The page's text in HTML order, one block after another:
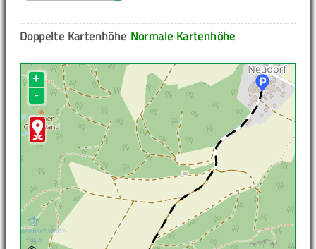
Normale Kartenhöhe
Doppelte Kartenhöhe
+
-